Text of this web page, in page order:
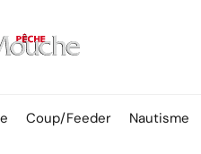
Coup/Feeder Nautisme